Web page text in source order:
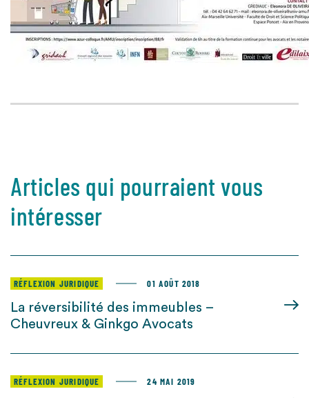
Articles qui pourraient vous
intéresser
RÉFLEXION JURIDIQUE 01 AOÛT 2018
La réversibilité des immeubles –
Cheuvreux & Ginkgo Avocats
RÉFLEXION JURIDIQUE 24 MAI 2019